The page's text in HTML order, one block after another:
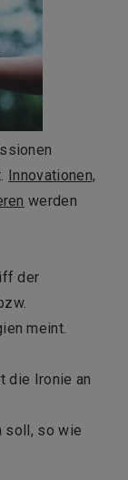
Innovationen,
werden
der
meint.
die Ironie an
soll, so wie